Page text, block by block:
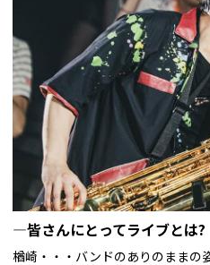
—皆さんにとってライブとは?
楢崎・・・バンドのありのままの